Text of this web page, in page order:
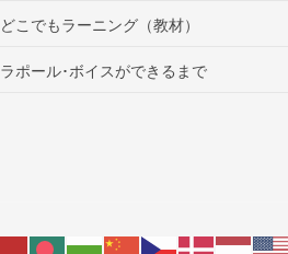
どこでもラーニング（教材）
ラポール･ボイスができるまで